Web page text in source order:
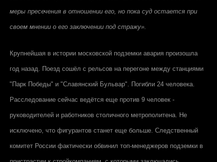
меры пресечения в отношении его, но пока суд остается при
своем мнении о его заключении под стражу».
Крупнейшая в истории московской подземки авария произошла
год назад. Поезд сошёл с рельсов на перегоне между станциями
"Парк Победы" и "Славянский Бульвар". Погибли 24 человека.
Расследование сейчас ведётся еще против 9 человек -
руководителей и работников столичного метрополитена. Не
исключено, что фигурантов станет еще больше. Следственный
комитет России фактически обвинил топ-менеджеров подземки в